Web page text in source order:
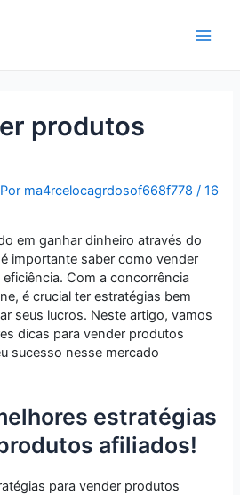
produtos
ma4rcelocagrdosof668f778/16
em ganhar dinheiro através do
importante saber como vender
Com a concorrência
é crucial ter estratégias bem
seus lucros. Neste artigo, vamos
dicas para vender produtos
sucesso nesse mercado
estratégias
afiliados!
para vender produtos